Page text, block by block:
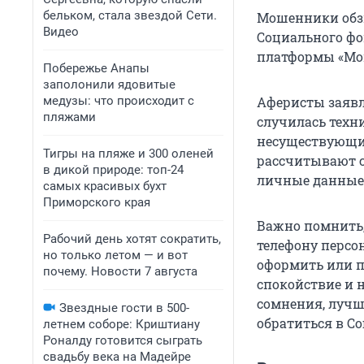
бельком, стала звездой Сети.
Видео
Побережье Анапы
заполонили ядовитые
медузы: что происходит с
пляжами
Тигры на пляже и 300 оленей
в дикой природе: топ-24
самых красивых бухт
Приморского края
Рабочий день хотят сократить,
но только летом — и вот
почему. Новости 7 августа
Звездные гости в 500-
летнем соборе: Криштиану
Роналду готовится сыграть
свадьбу века на Мадейре
Мошенники
Социального
платформы
Аферисты
случилась
рассчитывают
личные
Важно
телефону
оформить или
спокойствие и
сомнения,
обратиться в